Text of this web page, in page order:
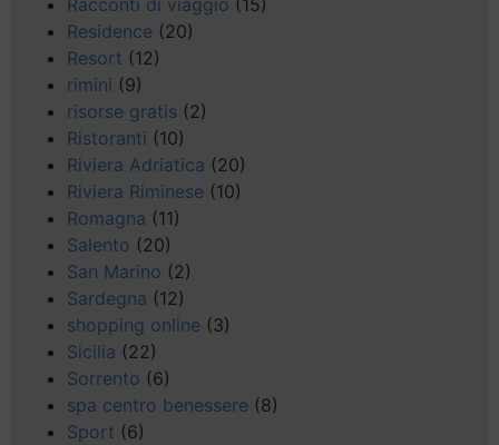
Racconti di viaggio (15)
Residence (20)
Resort (12)
rimini (9)
risorse gratis (2)
Ristoranti (10)
Riviera Adriatica (20)
Riviera Riminese (10)
Romagna (11)
Salento (20)
San Marino (2)
Sardegna (12)
shopping online (3)
Sicilia (22)
Sorrento (6)
spa centro benessere (8)
Sport (6)